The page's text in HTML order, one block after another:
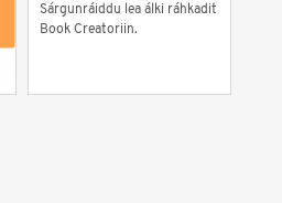
Sárgunráiddu lea álki ráhkadit
Book Creatoriin.